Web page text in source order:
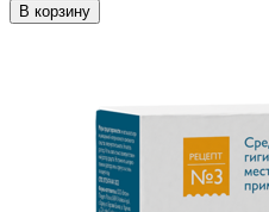
В корзину